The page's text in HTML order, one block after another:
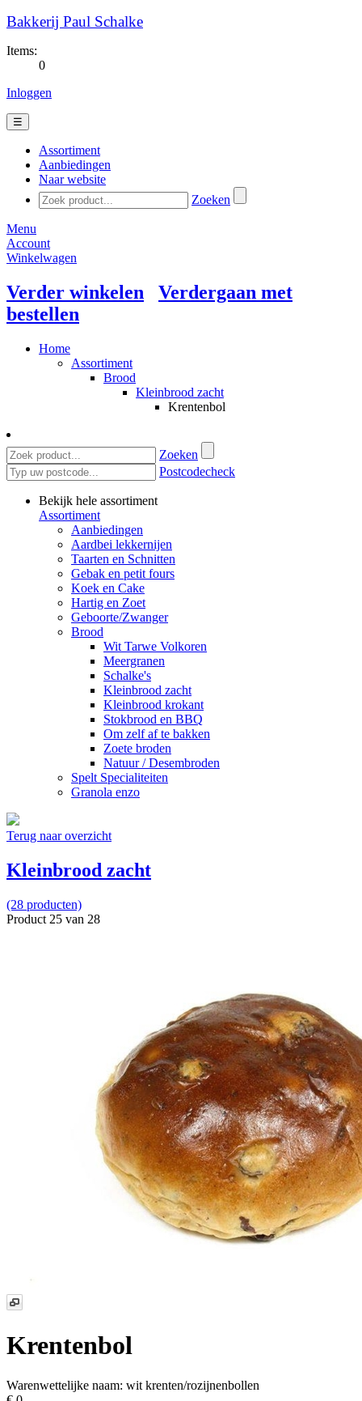
Bakkerij Paul Schalke
Items:
0
Inloggen
☰
Assortiment
Aanbiedingen
Naar website
Zoeken
Menu
Account
Winkelwagen
Verder winkelen
Verdergaan met
bestellen
Home
Assortiment
Brood
Kleinbrood zacht
Krentenbol
Zoeken
Postcodecheck
Bekijk hele assortiment
Assortiment
Aanbiedingen
Aardbei lekkernijen
Taarten en Schnitten
Gebak en petit fours
Koek en Cake
Hartig en Zoet
Geboorte/Zwanger
Brood
Wit Tarwe Volkoren
Meergranen
Schalke's
Kleinbrood zacht
Kleinbrood krokant
Stokbrood en BBQ
Om zelf af te bakken
Zoete broden
Natuur / Desembroden
Spelt Specialiteiten
Granola enzo
Terug naar overzicht
Kleinbrood zacht
(28 producten)
Product 25 van 28
Krentenbol
Warenwettelijke naam: wit krenten/rozijnenbollen